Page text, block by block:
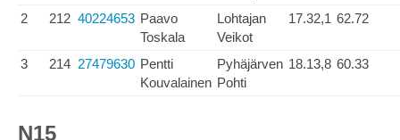
2 212 40224653 Paavo
Toskala
Lohtajan
Veikot
17.32,1 62.72
3 214 27479630 Pentti
Kouvalainen
Pyhäjärven
Pohti
18.13,8 60.33
N15